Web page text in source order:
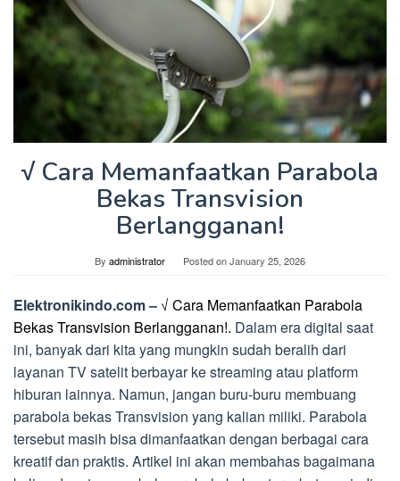
√ Cara Memanfaatkan Parabola
Bekas Transvision
Berlangganan!
By administrator Posted onJanuary 25, 2026
Elektronikindo.com – √ Cara Memanfaatkan Parabola
Bekas Transvision Berlangganan!. Dalam era digital saat
ini, banyak dari kita yang mungkin sudah beralih dari
layanan TV satelit berbayar ke streaming atau platform
hiburan lainnya. Namun, jangan buru-buru membuang
parabola bekas Transvision yang kalian miliki. Parabola
tersebut masih bisa dimanfaatkan dengan berbagai cara
kreatif dan praktis. Artikel ini akan membahas bagaimana